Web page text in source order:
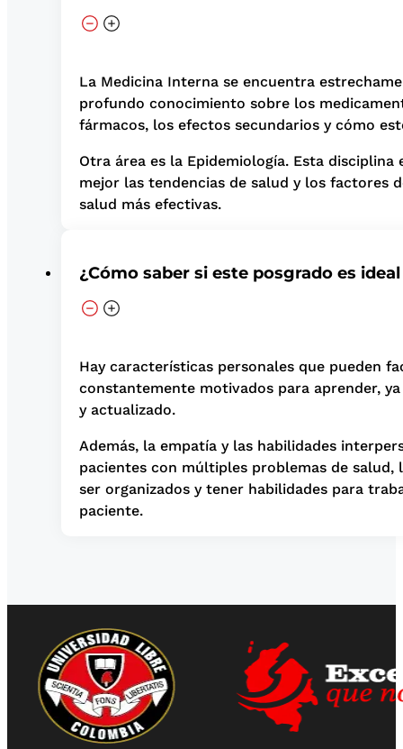
La Medicina Interna se encuentra
profundo conocimiento sobre los
fármacos, los efectos secundarios y cómo
Otra área es la Epidemiología. Esta
mejor las tendencias de salud y los factores
salud más efectivas.
¿Cómo saber si este posgrado es
Hay características personales que pueden
constantemente motivados para aprender,
y actualizado.
Además, la empatía y las habilidades
pacientes con múltiples problemas de salud,
ser organizados y tener habilidades para
paciente.